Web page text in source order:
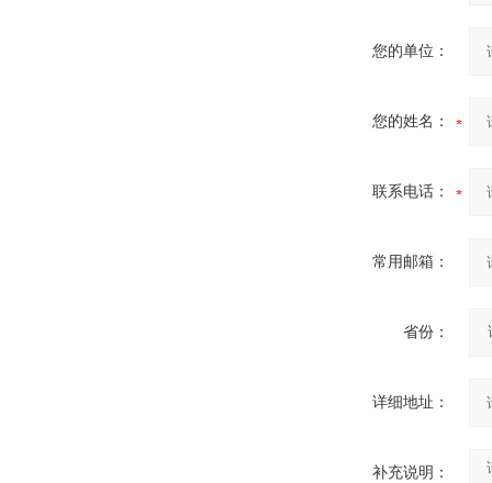
您的单位：
您的姓名：
联系电话：
常用邮箱：
省份：
详细地址：
补充说明：